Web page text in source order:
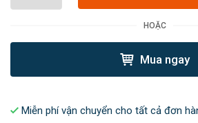
HOẶC
Mua ngay
Miễn phí vận chuyển cho tất cả đơn